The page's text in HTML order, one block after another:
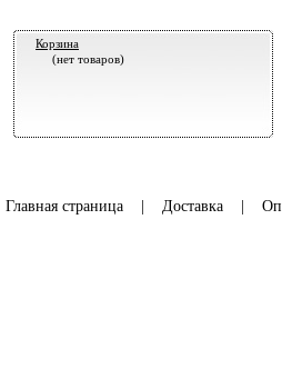
Корзина
(нет товаров)
Главная страница| Доставка|